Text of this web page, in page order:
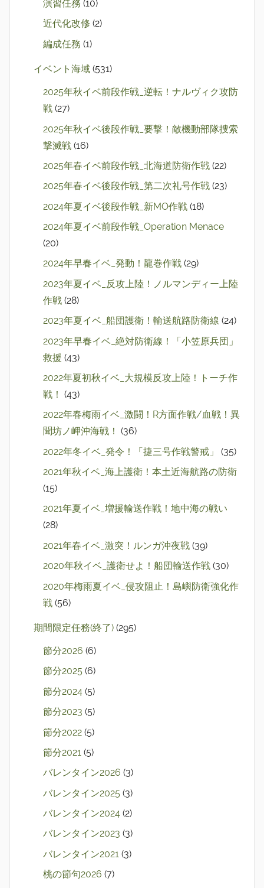
演習任務 (10)
近代化改修 (2)
編成任務 (1)
イベント海域 (531)
2025年秋イベ前段作戦_逆転！ナルヴィク攻防
戦 (27)
2025年秋イベ後段作戦_要撃！敵機動部隊捜索
撃滅戦 (16)
2025年春イベ前段作戦_北海道防衛作戦 (22)
2025年春イベ後段作戦_第二次礼号作戦 (23)
2024年夏イベ後段作戦_新MO作戦 (18)
2024年夏イベ前段作戦_Operation Menace
(20)
2024年早春イベ_発動！龍巻作戦 (29)
2023年夏イベ_反攻上陸！ノルマンディー上陸
作戦 (28)
2023年夏イベ_船団護衛！輸送航路防衛線 (24)
2023年早春イベ_絶対防衛線！「小笠原兵団」
救援 (43)
2022年夏初秋イベ_大規模反攻上陸！トーチ作
戦！ (43)
2022年春梅雨イベ_激闘！R方面作戦/血戦！異
聞坊ノ岬沖海戦！ (36)
2022年冬イベ_発令！「捷三号作戦警戒」
(35)
2021年秋イベ_海上護衛！本土近海航路の防衛
(15)
2021年夏イベ_増援輸送作戦！地中海の戦い
(28)
2021年春イベ_激突！ルンガ沖夜戦 (39)
2020年秋イベ_護衛せよ！船団輸送作戦 (30)
2020年梅雨夏イベ_侵攻阻止！島嶼防衛強化作
戦 (56)
期間限定任務(終了) (295)
節分2026 (6)
節分2025 (6)
節分2024 (5)
節分2023 (5)
節分2022 (5)
節分2021 (5)
バレンタイン2026 (3)
バレンタイン2025 (3)
バレンタイン2024 (2)
バレンタイン2023 (3)
バレンタイン2021 (3)
桃の節句2026 (7)